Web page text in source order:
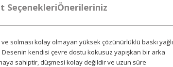
SeçenekleriÖnerileriniz
solması kolay olmayan yüksek çözünürlüklü baskı yağlı
Desenin kendisi çevre dostu kokusuz yapışkan bir arka
sahiptir, düşmesi kolay değildir ve uzun süre